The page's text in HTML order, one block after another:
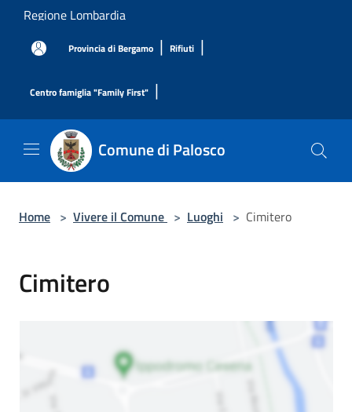
Salta al contenuto principale
Regione Lombardia
Provincia di Bergamo | Rifiuti |
Centro famiglia "Family First" |
Comune di Palosco
Home > Vivere il Comune > Luoghi > Cimitero
Cimitero